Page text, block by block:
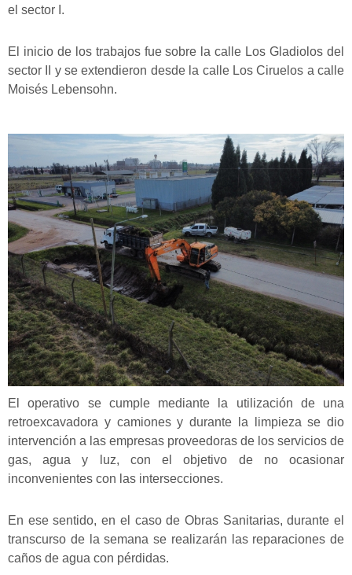
el sector I.
El inicio de los trabajos fue sobre la calle Los Gladiolos del
sector II y se extendieron desde la calle Los Ciruelos a calle
Moisés Lebensohn.
El operativo se cumple mediante la utilización de una
retroexcavadora y camiones y durante la limpieza se dio
intervención a las empresas proveedoras de los servicios de
gas, agua y luz, con el objetivo de no ocasionar
inconvenientes con las intersecciones.
En ese sentido, en el caso de Obras Sanitarias, durante el
transcurso de la semana se realizarán las reparaciones de
caños de agua con pérdidas.